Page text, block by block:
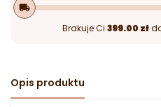
local_shipping
Brakuje Ci 399.00 zł
Opis produktu